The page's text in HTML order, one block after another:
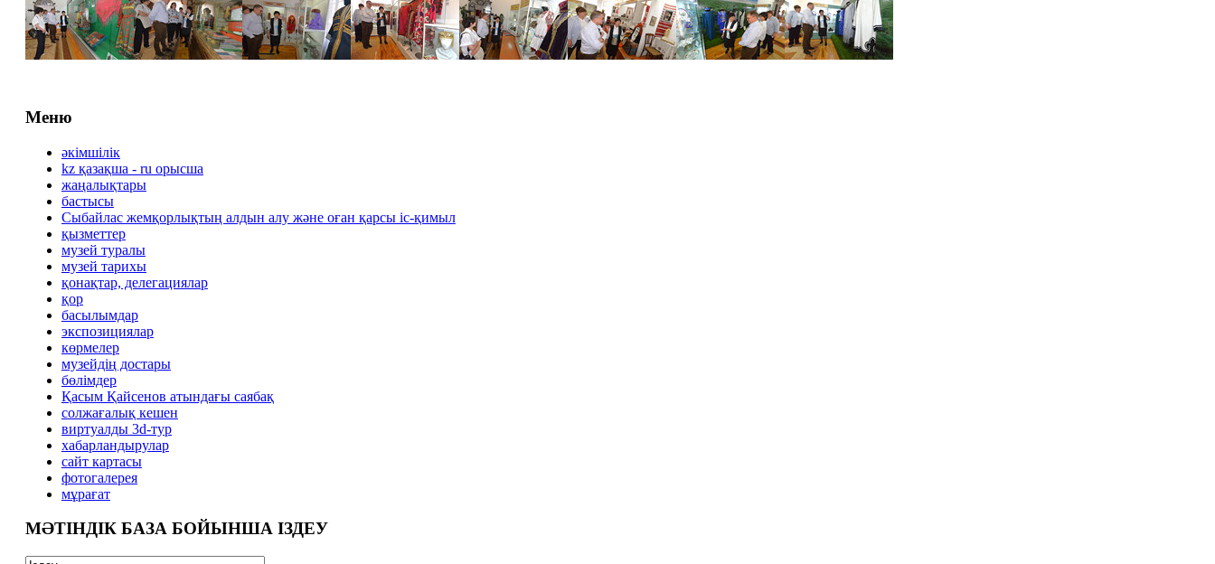
Меню
әкімшілік
kz қазақша - ru орысша
жаңалықтары
бастысы
Сыбайлас жемқорлықтың алдын алу және оған қарсы іс-қимыл
қызметтер
музей туралы
музей тарихы
қонақтар, делегациялар
қор
басылымдар
экспозициялар
көрмелер
музейдің достары
бөлімдер
Қасым Қайсенов атындағы саябақ
солжағалық кешен
виртуалды 3d-тур
xабарландырулар
сайт картасы
фотогалерея
мұрағат
МӘТІНДІК БАЗА БОЙЫНША ІЗДЕУ